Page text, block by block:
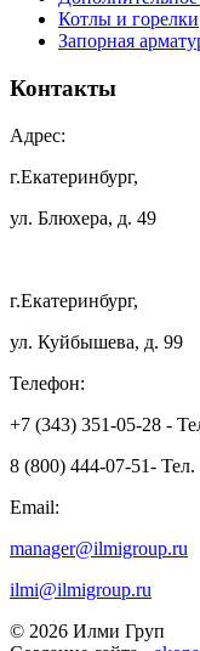
Котлы и горелки
Запорная
Контакты
Адрес:
г.Екатеринбург,
ул. Блюхера, д. 49
г.Екатеринбург,
ул. Куйбышева, д. 99
Телефон:
+7 (343) 351-05-28 -
8 (800) 444-07-51- Тел.
Email:
manager@ilmigroup.ru
ilmi@ilmigroup.ru
© 2026 Илми Груп